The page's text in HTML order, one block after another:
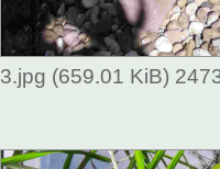
3.jpg (659.01 KiB)